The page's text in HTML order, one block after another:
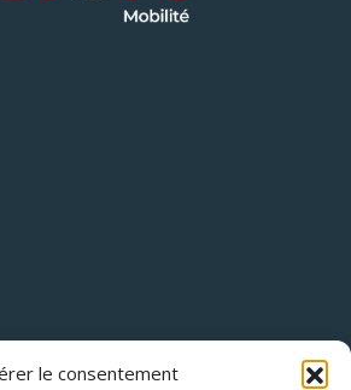
le consentement